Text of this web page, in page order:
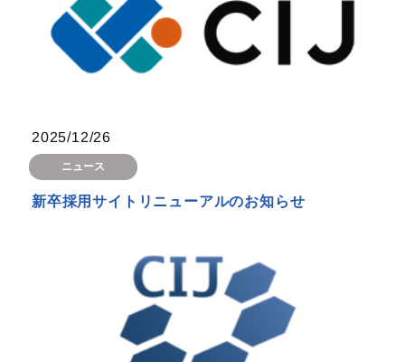
新卒採用サイトリニューアルのお知らせ
2025/12/26
ニュース